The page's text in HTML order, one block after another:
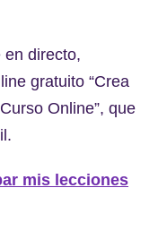
en directo,
gratuito “Crea
Online”, que
mis lecciones